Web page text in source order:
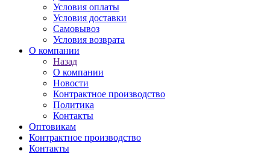
Условия оплаты
Условия доставки
Самовывоз
Условия возврата
О компании
Назад
О компании
Новости
Контрактное производство
Политика
Контакты
Оптовикам
Контрактное производство
Контакты